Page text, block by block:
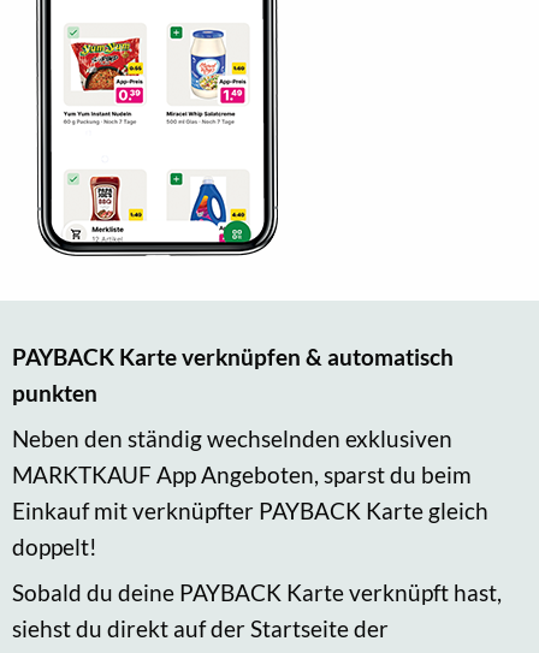
PAYBACK Karte verknüpfen & automatisch
punkten
Neben den ständig wechselnden exklusiven
MARKTKAUF App Angeboten, sparst du beim
Einkauf mit verknüpfter PAYBACK Karte gleich
doppelt!
Sobald du deine PAYBACK Karte verknüpft hast,
siehst du direkt auf der Startseite der